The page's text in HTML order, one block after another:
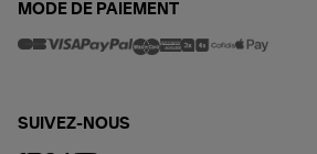
MODE DE PAIEMENT
SUIVEZ-NOUS